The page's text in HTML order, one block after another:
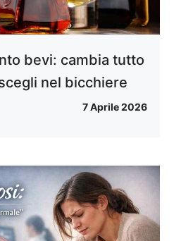
bevi: cambia tutto
nel bicchiere
7 Aprile 2026